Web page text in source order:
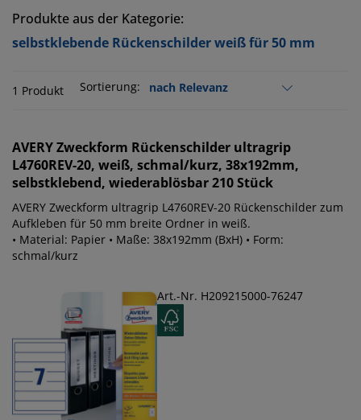
Produkte aus der Kategorie:
selbstklebende Rückenschilder weiß für 50 mm
1 Produkt Sortierung:
AVERY Zweckform Rückenschilder ultragrip
L4760REV-20, weiß, schmal/kurz, 38x192mm,
selbstklebend, wiederablösbar 210 Stück
AVERY Zweckform ultragrip L4760REV-20 Rückenschilder zum
Aufkleben für 50 mm breite Ordner in weiß.
• Material: Papier • Maße: 38x192mm (BxH) • Form:
schmal/kurz
Art.-Nr. H209215000-76247